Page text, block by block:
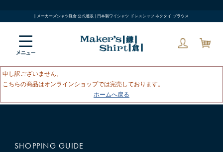
| メーカーズシャツ鎌倉 公式通販 | 日本製ワイシャツ ドレスシャツ ネクタイ ブラウス
申し訳ございません。
こちらの商品はオンラインショップでは完売しております。
ホームへ戻る
SHOPPING GUIDE